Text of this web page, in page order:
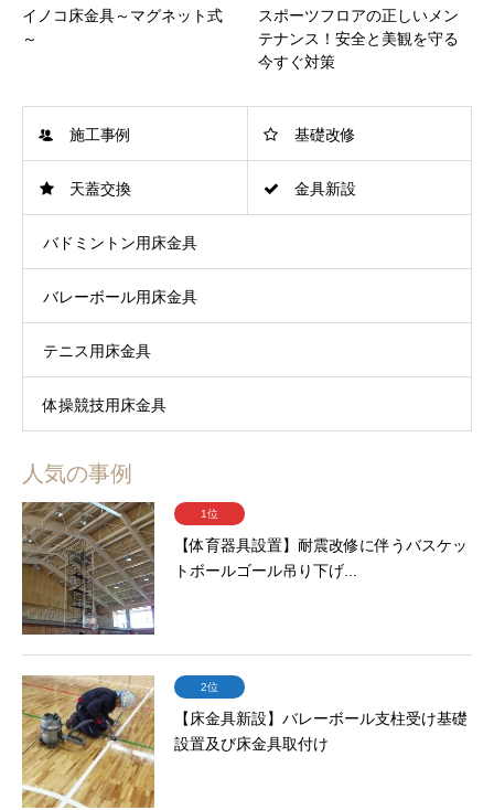
イノコ床金具～マグネット式
～
スポーツフロアの正しいメン
テナンス！安全と美観を守る
今すぐ対策
施工事例 基礎改修
天蓋交換 金具新設
バドミントン用床金具
バレーボール用床金具
テニス用床金具
体操競技用床金具
人気の事例
1位
【体育器具設置】耐震改修に伴うバスケッ
トボールゴール吊り下げ...
2位
【床金具新設】バレーボール支柱受け基礎
設置及び床金具取付け